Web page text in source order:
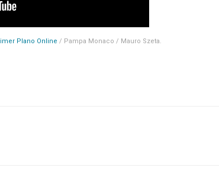
Plano Online / Pampa Monaco / Mauro Szeta.